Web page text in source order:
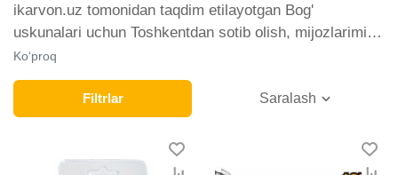
ikarvon.uz tomonidan taqdim etilayotgan Bog'
uskunalari uchun Toshkentdan sotib olish, mijozlarimiz
orasida katta talabga ega. Biz ushbu toifadagi tovarlarni
sotish uchun eng yaxshi sharoitlarni ta'minlaymiz.
Onlayn do'konda Bog' uskunalari uchun yetakchi ishlab
chiqaruvchilar va brendlar tomonidan taqdim etilgan
bo'lib, ularning ro'yxati doimiy ravishda kengayib
bormoqda. Biz butun mamlakat bo'ylab tovarlarni
Ko‘proq
Filtrlar Saralash